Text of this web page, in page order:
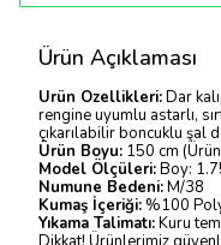
Ürün Açıklaması
Ürün Özellikleri:Dar
rengine uyumlu astarlı,
çıkarılabilir boncuklu şal
Ürün Boyu: 150 cm
Model Ölçüleri:Boy:
Numune Bedeni:M/38
Kumaş İçeriği: %100
Yıkama Talimatı:Kuru